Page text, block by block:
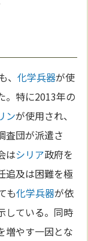
、化学兵器が使
。特に2013年の
ンが使用され、
査団が派遣さ
はシリア政府を
追及は困難を極
も化学兵器が依
している。同時
増やす一因とな